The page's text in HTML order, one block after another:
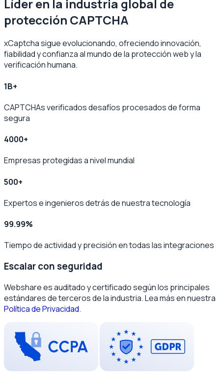
Líder en la industria global de
protección CAPTCHA
xCaptcha sigue evolucionando, ofreciendo innovación,
fiabilidad y confianza al mundo de la protección web y la
verificación humana.
1B+
CAPTCHAs verificados desafíos procesados de forma
segura
4000+
Empresas protegidas a nivel mundial
500+
Expertos e ingenieros detrás de nuestra tecnología
99.99%
Tiempo de actividad y precisión en todas las integraciones
Escalar con seguridad
Webshare es auditado y certificado según los principales
estándares de terceros de la industria. Lea más en nuestra
Política de Privacidad.